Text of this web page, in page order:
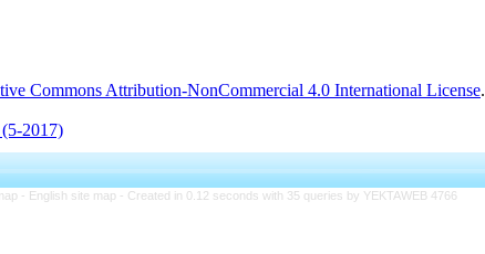
Commons Attribution-NonCommercial 4.0 International License.
2017)
- English site map - Created in 0.12 seconds with 35 queries by YEKTAWEB 4766